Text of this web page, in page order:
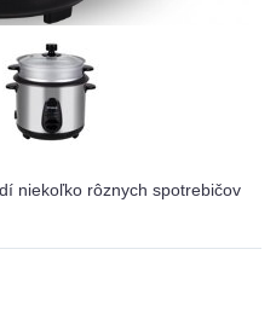
niekoľko rôznych spotrebičov